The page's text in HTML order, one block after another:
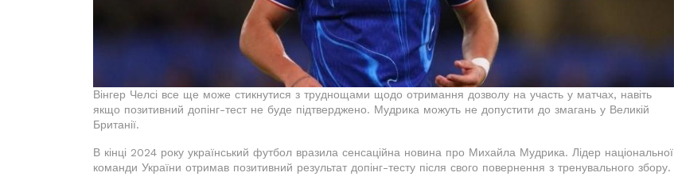
Вінгер Челсі все ще може стикнутися з труднощами щодо отримання дозволу на участь у матчах, навіть
якщо позитивний допінг-тест не буде підтверджено. Мудрика можуть не допустити до змагань у Великій
Британії.
В кінці 2024 року український футбол вразила сенсаційна новина про Михайла Мудрика. Лідер національної
команди України отримав позитивний результат допінг-тесту після свого повернення з тренувального збору.